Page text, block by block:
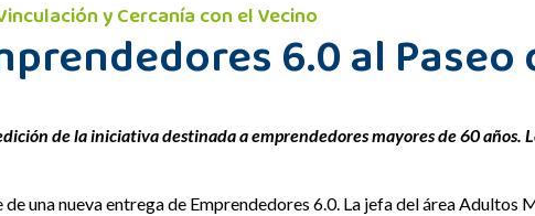
y Cercanía con el Vecino
6.0 al Paseo
de la iniciativa destinada a emprendedores mayores de 60 años.
de una nueva entrega de Emprendedores 6.0. La jefa del área